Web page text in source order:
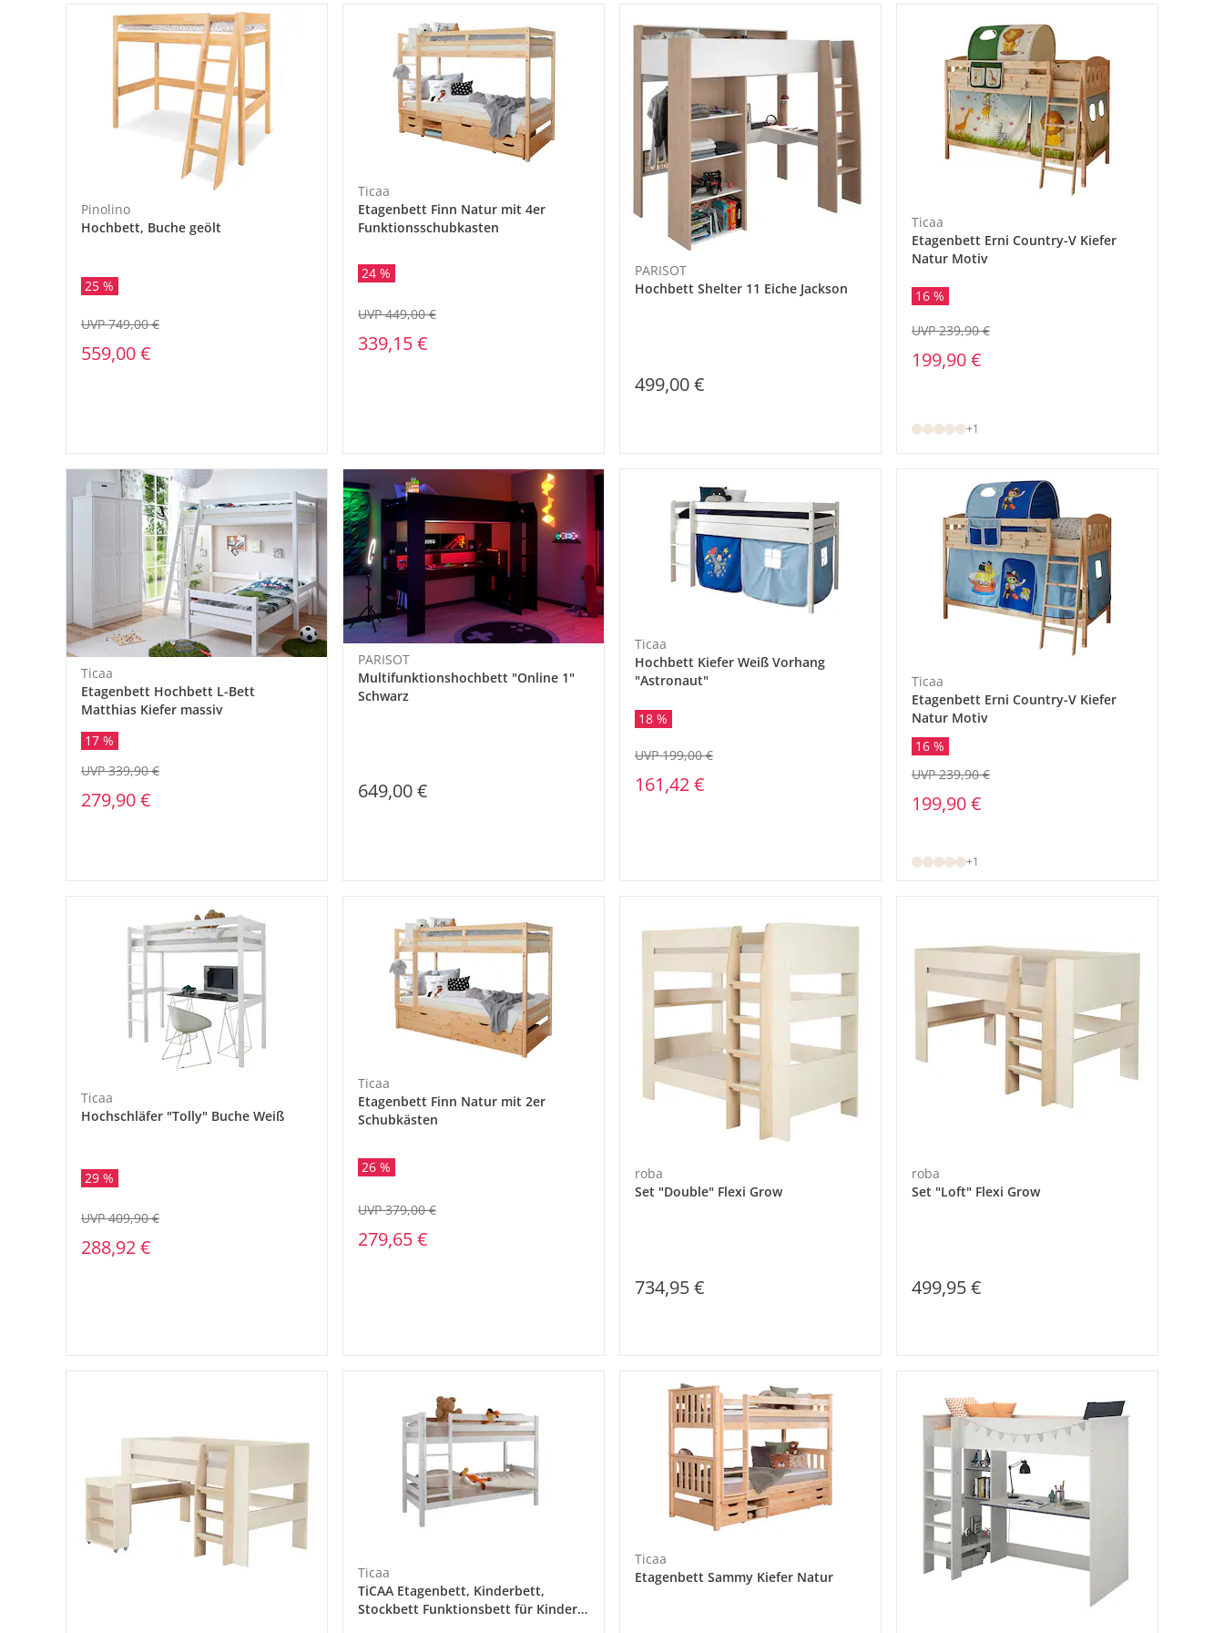
Pinolino
Hochbett, Buche geölt
25 %
559,00 €
UVP 749,00 €
Ticaa
Etagenbett Finn Natur mit 4er
Funktionsschubkasten
24 %
339,15 €
UVP 449,00 €
PARISOT
Hochbett Shelter 11 Eiche Jackson
499,00 €
Ticaa
Etagenbett Erni Country-V Kiefer
Natur Motiv
16 %
199,90 €
UVP 239,90 €
+1
Ticaa
Etagenbett Hochbett L-Bett
Matthias Kiefer massiv
17 %
279,90 €
UVP 339,90 €
PARISOT
Multifunktionshochbett "Online 1"
Schwarz
649,00 €
Ticaa
Hochbett Kiefer Weiß Vorhang
"Astronaut"
18 %
161,42 €
UVP 199,00 €
Ticaa
Etagenbett Erni Country-V Kiefer
Natur Motiv
16 %
199,90 €
UVP 239,90 €
+1
Ticaa
Hochschläfer "Tolly" Buche Weiß
29 %
288,92 €
UVP 409,90 €
Ticaa
Etagenbett Finn Natur mit 2er
Schubkästen
26 %
279,65 €
UVP 379,00 €
roba
Set "Double" Flexi Grow
734,95 €
roba
Set "Loft" Flexi Grow
499,95 €
Ticaa
TiCAA Etagenbett, Kinderbett,
Stockbett Funktionsbett für Kinder
Ticaa
Etagenbett Sammy Kiefer Natur